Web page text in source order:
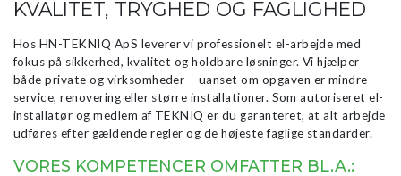
KVALITET, TRYGHED OG FAGLIGHED
Hos HN-TEKNIQ ApS leverer vi professionelt el-arbejde med
fokus på sikkerhed, kvalitet og holdbare løsninger. Vi hjælper
både private og virksomheder – uanset om opgaven er mindre
service, renovering eller større installationer. Som autoriseret el-
installatør og medlem af TEKNIQ er du garanteret, at alt arbejde
udføres efter gældende regler og de højeste faglige standarder.
VORES KOMPETENCER OMFATTER BL.A.: